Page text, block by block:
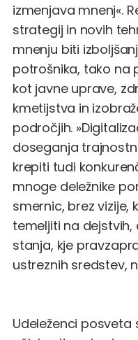
izmenjava mnenj«.
strategij in novih
mnenju biti
potrošnika, tako na
kot javne uprave,
kmetijstva in
področjih.
doseganja
krepiti tudi
mnoge deležnike
smernic, brez vizije,
temeljiti na dejstvih,
stanja, kje
ustreznih sredstev,
Udeleženci posveta